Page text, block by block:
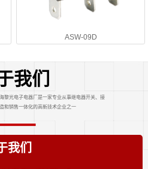
ASW-09D
我们
黎光电子电器厂是一家专业从事继电器开关、接
和销售一体化的高新技术企业之一
我们